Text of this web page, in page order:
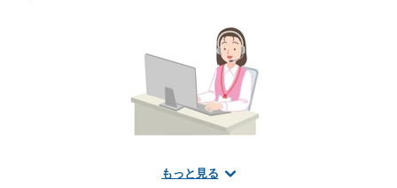
もっと見る